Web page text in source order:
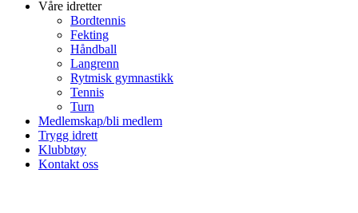
Våre idretter
Bordtennis
Fekting
Håndball
Langrenn
Rytmisk gymnastikk
Tennis
Turn
Medlemskap/bli medlem
Trygg idrett
Klubbtøy
Kontakt oss